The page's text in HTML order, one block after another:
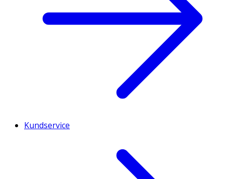
Kundservice